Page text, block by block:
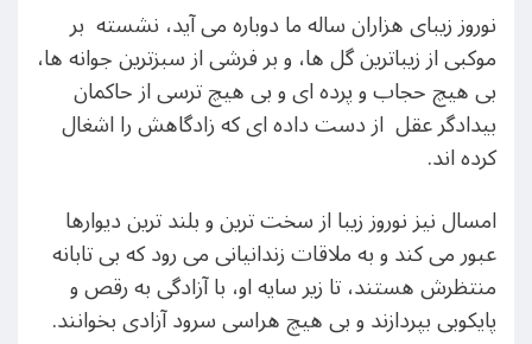
نوروز زیبای هزاران ساله ما دوباره می آید، نشسته بر
موکبی از زیباترین گل ها، و بر فرشی از سبزترین جوانه ها،
بی هیچ حجاب و پرده ای و بی هیچ ترسی از حاکمان
بیدادگر عقل از دست داده ای که زادگاهش را اشغال
کرده اند.
امسال نیز نوروز زیبا از سخت ترین و بلند ترین دیوارها
عبور می کند و به ملاقات زندانیانی می رود که بی تابانه
منتظرش هستند، تا زیر سایه او، با آزادگی به رقص و
پایکوبی بپردازند و بی هیچ هراسی سرود آزادی بخوانند.